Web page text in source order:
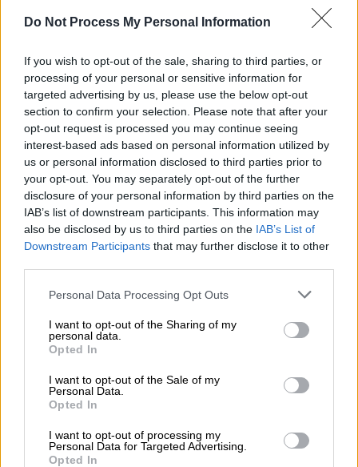
Do Not Process My Personal Information
If you wish to opt-out of the sale, sharing to third parties, or
processing of your personal or sensitive information for
targeted advertising by us, please use the below opt-out
section to confirm your selection. Please note that after your
opt-out request is processed you may continue seeing
interest-based ads based on personal information utilized by
us or personal information disclosed to third parties prior to
your opt-out. You may separately opt-out of the further
disclosure of your personal information by third parties on the
IAB’s list of downstream participants. This information may
also be disclosed by us to third parties on the IAB’s List of
Downstream Participants that may further disclose it to other
Please note that this website/app uses one or more Google
not limited to your visit or usage behaviour. You may click to
grant or deny consent to Google and its third-party tags to
use your data for below specified purposes in below Google
consent section.
Personal Data Processing Opt Outs
I want to opt-out of the Sharing of my
personal data.
Opted In
I want to opt-out of the Sale of my
Personal Data.
Opted In
I want to opt-out of processing my
Personal Data for Targeted Advertising.
Opted In
» παρακολουθεί την
καριέρα του Μορικόνε από τα πρώτα του
έργα για τις ταινίες του Ιταλού σκηνοθέτη
Σέρτζιο Λεόνε μέχρι το πρώτο του Όσκαρ
για την ταινία του Κούεντιν Ταραντίνο το
2016 «The Hateful Eight». Ο αείμνηστος
συνθέτης, ο οποίοςπέθανε το 2020
αφηγείται στο ντοκιμαντέρ τη δική του
ιστορία.
Στο πορτρέτο του Μορικόνε προστίθενται
συνεντεύξεις με αρκετούς από τους
συνεργάτες και συγχρόνους του, όπως ο
Κλιντ Ίστγουντ, ο Κουέντιν Ταραντίνο και ο
Μπρους Σπρίνγκστιν. Για τον συνθέτη μιλούν
επίσης οι Όλιβερ Στόουν, Χανς Ζίμερ,
Μπερνάρντο Μπερτολούτσι, Τζόαν Μπαέζ
και άλλοι.
Οι Μορικόνε και Τορνατόρε είχαν μια μακρά
ιστορία συνεργασίας, με πρώτη την ταινία
«Cinema Paradiso» του 1988. Από τότε, ο
Μορικόνε συνέχισε να γράφει μουσική για